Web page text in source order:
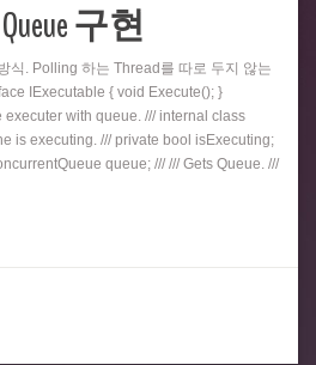
Queue 구현
식. Polling 하는 Thread를 따로 두지 않는
IExecutable { void Execute(); }
executer with queue. /// internal class
is executing. /// private bool isExecuting;
queue; /// /// Gets Queue. ///